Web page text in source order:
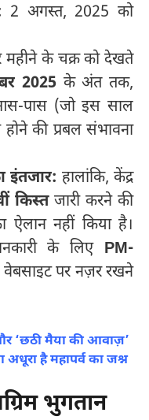
2 अगस्त, 2025 को
महीने के चक्र को देखते
2025के अंत तक,
पास (जो इस साल
की प्रबल संभावना
इंतजार: हालांकि, केंद्र
किस्तजारी करने की
ऐलान नहीं किया है।
के लिए PM-
पर नज़र रखने
‘छठी मैया की आवाज़’
अधूरा है महापर्व का जश्न
भुगतान